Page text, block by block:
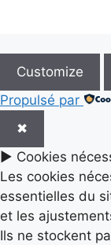
Customize
Propulsé par
✖
► Cookies
Les cookies
essentielles du
et les
Ils ne stockent